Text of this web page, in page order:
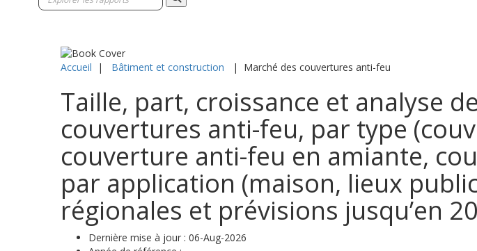
Accueil | Bâtiment et construction | Marché des couvertures anti-feu
Taille, part, croissance et analyse
couvertures anti-feu, par type
couverture anti-feu en amiante,
par application (maison, lieux
régionales et prévisions jusqu’en
Dernière mise à jour : 06-Aug-2026